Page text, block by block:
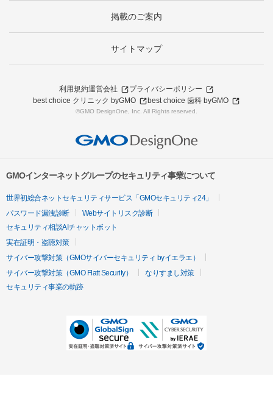
掲載のご案内
サイトマップ
利用規約運営会社
プライバシーポリシー
best choice クリニック byGMO
best choice 歯科 byGMO
©GMO DesignOne, Inc. All Rights reserved.
GMOインターネットグループのセキュリティ事業について
世界初総合ネットセキュリティサービス「GMOセキュリティ24」
パスワード漏洩診断
Webサイトリスク診断
セキュリティ相談AIチャットボット
実在証明・盗聴対策
サイバー攻撃対策（GMOサイバーセキュリティ byイエラエ）
サイバー攻撃対策（GMO Flatt Security）
なりすまし対策
セキュリティ事業の軌跡